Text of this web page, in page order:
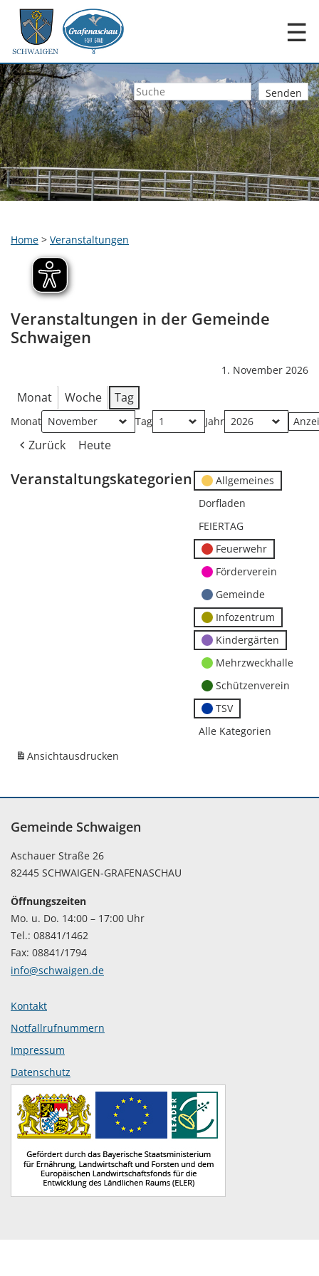
☰
Home > Veranstaltungen
Veranstaltungen in der Gemeinde
Schwaigen
1. November 2026
Monat Woche Tag
Monat Tag Jahr
Zurück Heute
Veranstaltungskategorien
Allgemeines
Dorfladen
FEIERTAG
Feuerwehr
Förderverein
Gemeinde
Infozentrum
Kindergärten
Mehrzweckhalle
Schützenverein
TSV
Alle Kategorien
Ansichtausdrucken
Gemeinde Schwaigen
Aschauer Straße 26
82445 SCHWAIGEN-GRAFENASCHAU
Öffnungszeiten
Mo. u. Do. 14:00 – 17:00 Uhr
Tel.: 08841/1462
Fax: 08841/1794
info@schwaigen.de
Kontakt
Notfallrufnummern
Impressum
Datenschutz